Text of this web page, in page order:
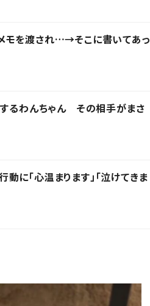
を渡され…→そこに書いてあっ
するわんちゃん その相手がまさ
「心温まります」「泣けてきま